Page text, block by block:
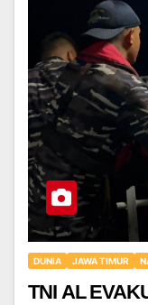
DUNIA JAWA TIMUR
TNI AL